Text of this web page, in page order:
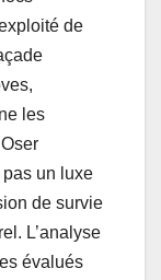
de
les
pas un luxe
de survie
L’analyse
évalués